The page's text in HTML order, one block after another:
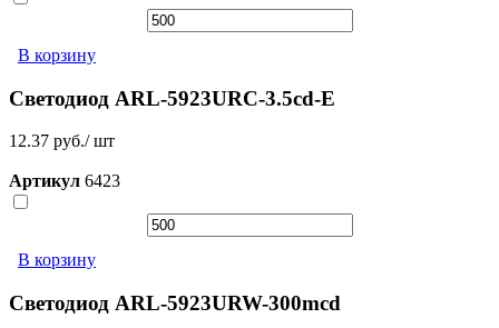
В корзину
Светодиод ARL-5923URC-3.5cd-E
12.37 руб./ шт
Артикул 6423
В корзину
Светодиод ARL-5923URW-300mcd